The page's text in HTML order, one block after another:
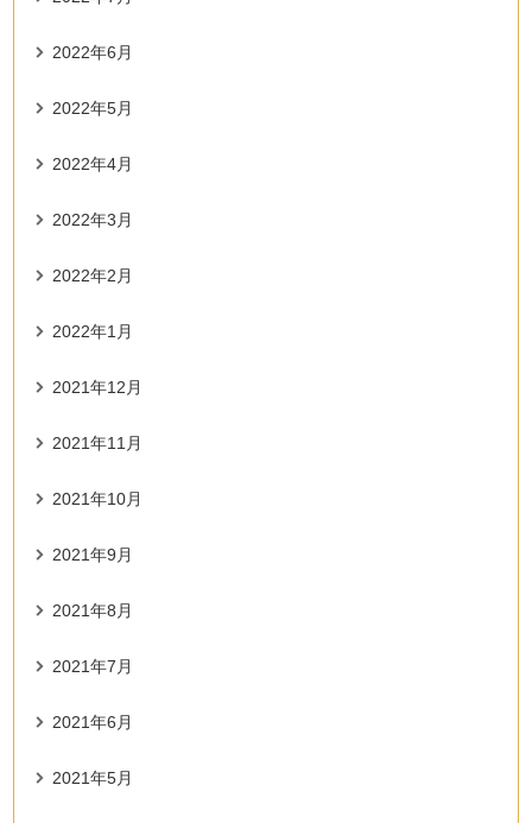
2022年6月
2022年5月
2022年4月
2022年3月
2022年2月
2022年1月
2021年12月
2021年11月
2021年10月
2021年9月
2021年8月
2021年7月
2021年6月
2021年5月